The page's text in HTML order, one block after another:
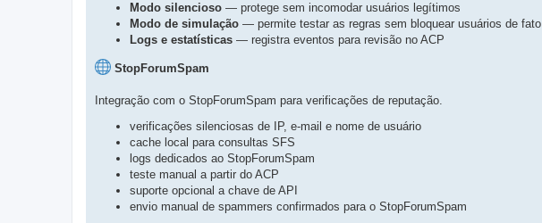
Modo silencioso — protege sem incomodar usuários legítimos
Modo de simulação — permite testar as regras sem bloquear usuários de fato
Logs e estatísticas — registra eventos para revisão no ACP
StopForumSpam
Integração com o StopForumSpam para verificações de reputação.
verificações silenciosas de IP, e-mail e nome de usuário
cache local para consultas SFS
logs dedicados ao StopForumSpam
teste manual a partir do ACP
suporte opcional a chave de API
envio manual de spammers confirmados para o StopForumSpam